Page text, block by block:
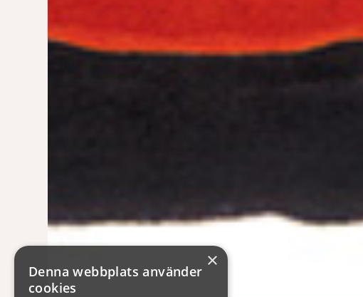
×
Denna webbplats använder
cookies